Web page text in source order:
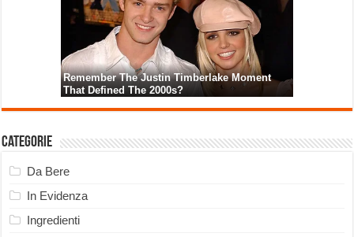
Categorie
Da Bere
In Evidenza
Ingredienti